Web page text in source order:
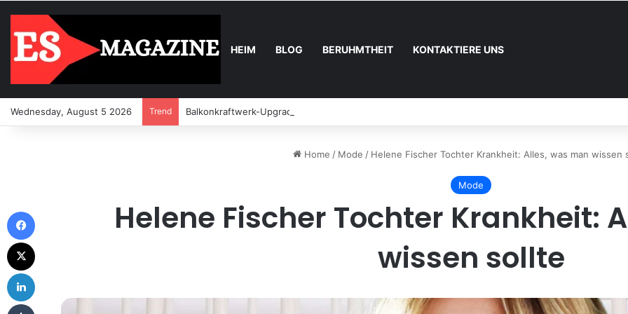
HEIM BLOG BERUHMTHEIT KONTAKTIERE UNS
Wednesday, August 5 2026 Trend Balkonkraftwerk-Upgrade: Wann und wie registrieren
Home / Mode / Helene Fischer Tochter Krankheit: Alles, was man wissen
Mode
Helene Fischer Tochter Krankheit:
wissen sollte
Tumblr